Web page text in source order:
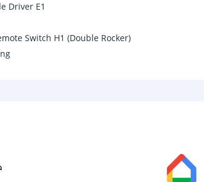
Driver E1
Switch H1 (Double Rocker)